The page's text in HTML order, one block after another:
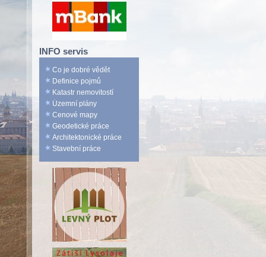
INFO servis
Co je dobré vědět
Definice pojmů
Katastr nemovitostí
Územní plány
Cenové mapy
Geodetické práce
Architektonické práce
Stavební práce